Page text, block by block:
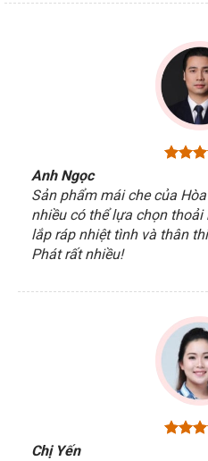
Anh Ngọc
Sản phẩm mái che của
nhiều có thể lựa chọn
lắp ráp nhiệt tình và thân
Phát rất nhiều!
Chị Yến